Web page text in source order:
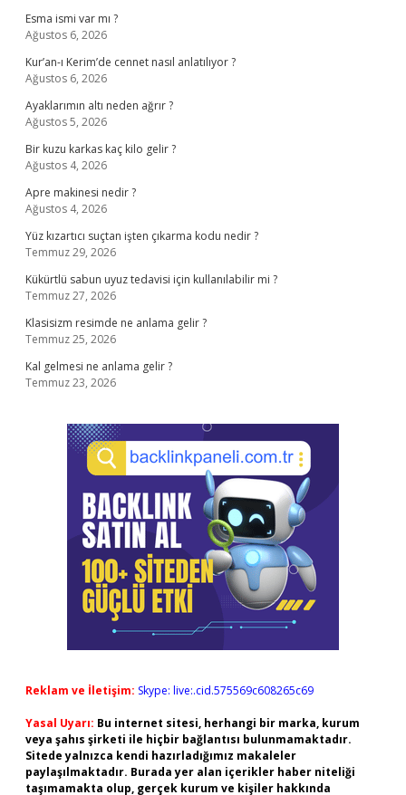
Esma ismi var mı ?
Ağustos 6, 2026
Kur’an-ı Kerim’de cennet nasıl anlatılıyor ?
Ağustos 6, 2026
Ayaklarımın altı neden ağrır ?
Ağustos 5, 2026
Bir kuzu karkas kaç kilo gelir ?
Ağustos 4, 2026
Apre makinesi nedir ?
Ağustos 4, 2026
Yüz kızartıcı suçtan işten çıkarma kodu nedir ?
Temmuz 29, 2026
Kükürtlü sabun uyuz tedavisi için kullanılabilir mi ?
Temmuz 27, 2026
Klasisizm resimde ne anlama gelir ?
Temmuz 25, 2026
Kal gelmesi ne anlama gelir ?
Temmuz 23, 2026
Reklam ve İletişim: Skype: live:.cid.575569c608265c69
Yasal Uyarı: Bu internet sitesi, herhangi bir marka, kurum
veya şahıs şirketi ile hiçbir bağlantısı bulunmamaktadır.
Sitede yalnızca kendi hazırladığımız makaleler
paylaşılmaktadır. Burada yer alan içerikler haber niteliği
taşımamakta olup, gerçek kurum ve kişiler hakkında